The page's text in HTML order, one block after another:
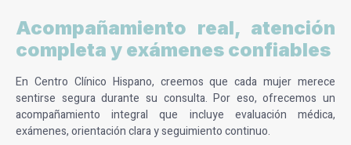
Acompañamiento real, atención
completa y exámenes confiables
En Centro Clínico Hispano, creemos que cada mujer merece
sentirse segura durante su consulta. Por eso, ofrecemos un
acompañamiento integral que incluye evaluación médica,
exámenes, orientación clara y seguimiento continuo.